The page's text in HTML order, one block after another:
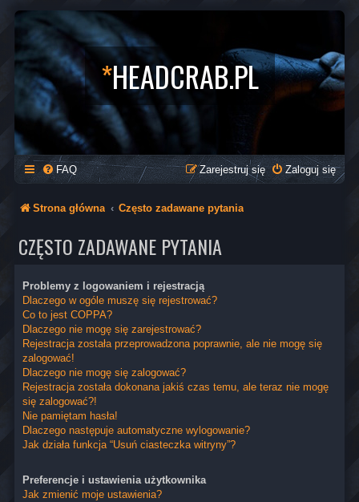
*HEADCRAB.PL
FAQ Zaloguj się
Zarejestruj się
Strona główna Często zadawane pytania
CZĘSTO ZADAWANE PYTANIA
Problemy z logowaniem i rejestracją
Dlaczego w ogóle muszę się rejestrować?
Co to jest COPPA?
Dlaczego nie mogę się zarejestrować?
Rejestracja została przeprowadzona poprawnie, ale nie mogę się
zalogować!
Dlaczego nie mogę się zalogować?
Rejestracja została dokonana jakiś czas temu, ale teraz nie mogę
się zalogować?!
Nie pamiętam hasła!
Dlaczego następuje automatyczne wylogowanie?
Jak działa funkcja “Usuń ciasteczka witryny”?
Preferencje i ustawienia użytkownika
Jak zmienić moje ustawienia?